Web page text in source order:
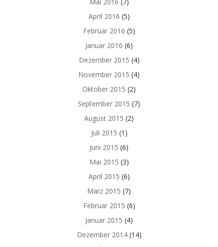
April 2016 (5)
Februar 2016 (5)
Januar 2016 (6)
Dezember 2015 (4)
November 2015 (4)
Oktober 2015 (2)
September 2015 (7)
August 2015 (2)
Juli 2015 (1)
Juni 2015 (6)
Mai 2015 (3)
April 2015 (6)
März 2015 (7)
Februar 2015 (6)
Januar 2015 (4)
Dezember 2014(14)